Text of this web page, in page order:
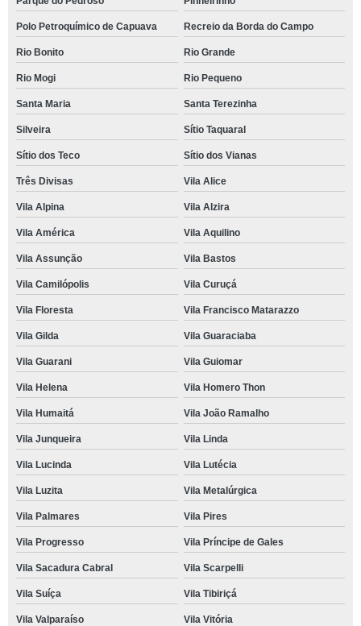
Polo Petroquímico de Capuava Recreio da Borda do Campo
Rio Bonito Rio Grande
Rio Mogi Rio Pequeno
Santa Maria Santa Terezinha
Silveira Sítio Taquaral
Sítio dos Teco Sítio dos Vianas
Três Divisas Vila Alice
Vila Alpina Vila Alzira
Vila América Vila Aquilino
Vila Assunção Vila Bastos
Vila Camilópolis Vila Curuçá
Vila Floresta Vila Francisco Matarazzo
Vila Gilda Vila Guaraciaba
Vila Guarani Vila Guiomar
Vila Helena Vila Homero Thon
Vila Humaitá Vila João Ramalho
Vila Junqueira Vila Linda
Vila Lucinda Vila Lutécia
Vila Luzita Vila Metalúrgica
Vila Palmares Vila Pires
Vila Progresso Vila Príncipe de Gales
Vila Sacadura Cabral Vila Scarpelli
Vila Suíça Vila Tibiriçá
Vila Valparaíso Vila Vitória